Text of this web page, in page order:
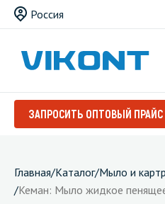
Россия
ЗАПРОСИТЬ ОПТОВЫЙ ПРАЙС
Главная/Каталог/Мыло и
/Кеман: Мыло жидкое